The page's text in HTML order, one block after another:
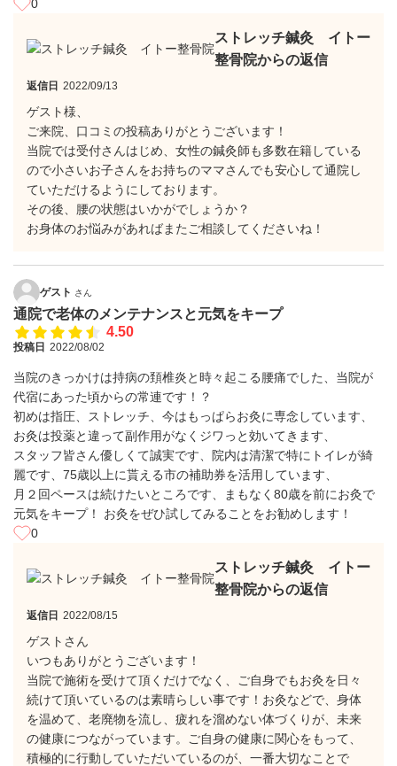
0
ストレッチ鍼灸 イトー
整骨院からの返信
返信日 2022/09/13
ゲスト様、
ご来院、口コミの投稿ありがとうございます！
当院では受付さんはじめ、女性の鍼灸師も多数在籍している
ので小さいお子さんをお持ちのママさんでも安心して通院し
ていただけるようにしております。
その後、腰の状態はいかがでしょうか？
お身体のお悩みがあればまたご相談してくださいね！
ゲスト さん
通院で老体のメンテナンスと元気をキープ
4.50
投稿日 2022/08/02
当院のきっかけは持病の頚椎炎と時々起こる腰痛でした、当院が
代宿にあった頃からの常連です！？
初めは指圧、ストレッチ、今はもっぱらお灸に専念しています、
お灸は投薬と違って副作用がなくジワっと効いてきます、
スタッフ皆さん優しくて誠実です、院内は清潔で特にトイレが綺
麗です、75歳以上に貰える市の補助券を活用しています、
月２回ペースは続けたいところです、まもなく80歳を前にお灸で
元気をキープ！ お灸をぜひ試してみることをお勧めします！
0
ストレッチ鍼灸 イトー
整骨院からの返信
返信日 2022/08/15
ゲストさん
いつもありがとうございます！
当院で施術を受けて頂くだけでなく、ご自身でもお灸を日々
続けて頂いているのは素晴らしい事です！お灸などで、身体
を温めて、老廃物を流し、疲れを溜めない体づくりが、未来
の健康につながっています。ご自身の健康に関心をもって、
積極的に行動していただいているのが、一番大切なことで